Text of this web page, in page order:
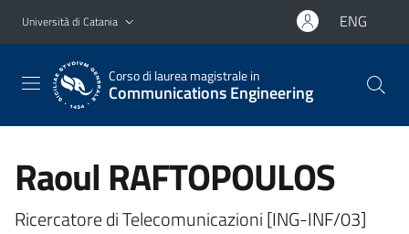
Vai al contenuto principale
Vai al menu di navigazione
Università di Catania ENG
Corso di laurea magistrale in
Communications Engineering
Raoul RAFTOPOULOS
Ricercatore di Telecomunicazioni [ING-INF/03]